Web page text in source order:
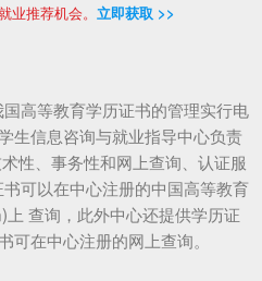
推荐机会。 立即获取 >>
高等教育学历证书的管理实行电
生信息咨询与就业指导中心负责
性、事务性和网上查询、认证服
可以在中心注册的中国高等教育
查询，此外中心还提供学历证
在中心注册的网上查询。